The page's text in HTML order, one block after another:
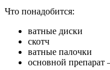
Что понадобится:
ватные диски
скотч
ватные палочки
основной препарат